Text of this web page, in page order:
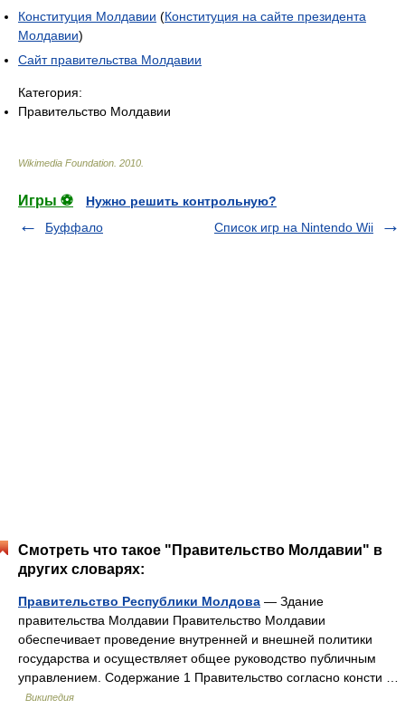
Конституция Молдавии (Конституция на сайте президента
Молдавии)
Сайт правительства Молдавии
Категория:
Правительство Молдавии
Wikimedia Foundation 2010
Игры ⚽
Нужно решить контрольную?
Буффало
Список игр на Nintendo Wii
Смотреть что такое "Правительство Молдавии" в
других словарях:
Правительство Республики Молдова — Здание
правительства Молдавии Правительство Молдавии
обеспечивает проведение внутренней и внешней политики
государства и осуществляет общее руководство публичным
управлением. Содержание 1 Правительство согласно консти …
Википедия